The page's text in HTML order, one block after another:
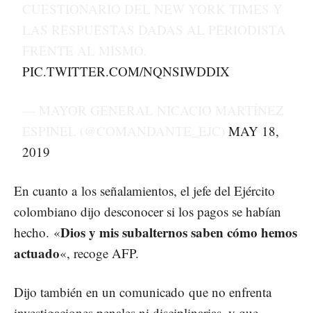
PIC.TWITTER.COM/NQNSIWDDIX
ESPINEL (@COMANDANTE_EJC)MAY 18,
2019
En cuanto a los señalamientos, el jefe del Ejército
colombiano dijo desconocer si los pagos se habían
hecho. «Dios y mis subalternos saben cómo hemos
actuado«, recoge AFP.
Dijo también en un comunicado que no enfrenta